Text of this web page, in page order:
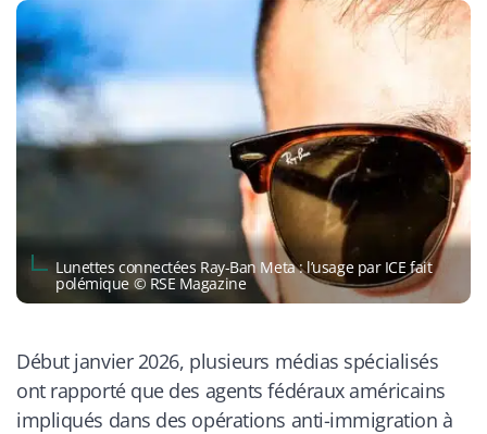
Lunettes connectées Ray-Ban Meta : l’usage par ICE fait
polémique © RSE Magazine
Début janvier 2026, plusieurs médias spécialisés
ont rapporté que des agents fédéraux américains
impliqués dans des opérations anti-immigration à